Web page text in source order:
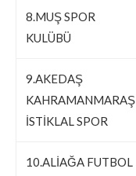
8.MUŞ SPOR
KULÜBÜ
9.AKEDAŞ
KAHRAMANMARAŞ
İSTİKLAL SPOR
10.ALİAĞA FUTBOL